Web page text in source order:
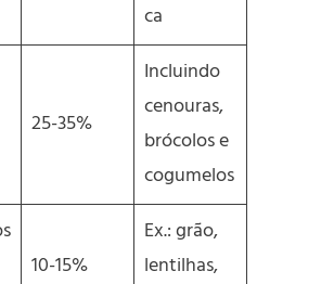
ca
25-35%
Incluindo
cenouras,
brócolos e
cogumelos
10-15%
Ex.: grão,
lentilhas,